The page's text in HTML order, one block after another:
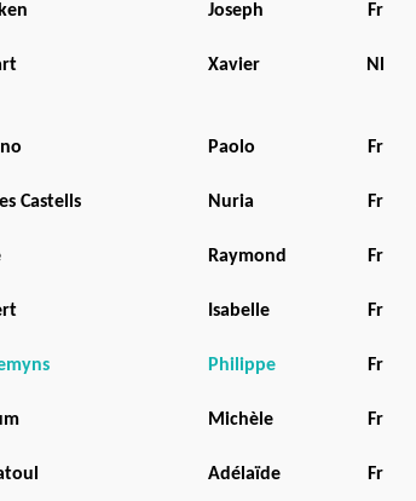
Joseph Fr
Xavier Nl
Paolo Fr
Castells Nuria Fr
Raymond Fr
Isabelle Fr
Philippe Fr
Michèle Fr
Adélaïde Fr